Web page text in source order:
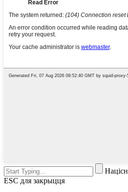
ESC для закрыцця